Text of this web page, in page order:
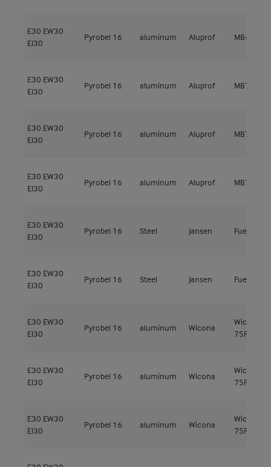
E30 EW30
EI30
Pyrobel 16 aluminum Aluprof MB-78EI
E30 EW30
EI30
Pyrobel 16 aluminum Aluprof MB78EI
E30 EW30
EI30
Pyrobel 16 aluminum Aluprof MB78EI
E30 EW30
EI30
Pyrobel 16 aluminum Aluprof MB78EI
E30 EW30
EI30
Pyrobel 16 Steel Jansen Fuego
E30 EW30
EI30
Pyrobel 16 Steel Jansen Fuego
E30 EW30
EI30
Pyrobel 16 aluminum Wicona
Wicline
75FP
E30 EW30
EI30
Pyrobel 16 aluminum Wicona
Wicline
75FP
E30 EW30
EI30
Pyrobel 16 aluminum Wicona
Wicline
75FP